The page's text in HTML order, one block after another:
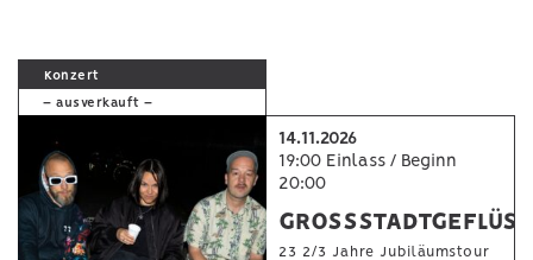
Konzert
– ausverkauft –
14.11.2026
19:00 Einlass / Beginn
20:00
23 2/3 Jahre Jubiläumstour